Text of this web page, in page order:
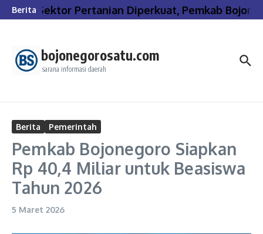
Lewati ke konten
BeritaSektor Pertanian Diperkuat, Pemkab
bojonegorosatu.com
sarana informasi daerah
Berita Pemerintah
Pemkab Bojonegoro Siapkan
Rp 40,4 Miliar untuk Beasiswa
Tahun 2026
5 Maret 2026